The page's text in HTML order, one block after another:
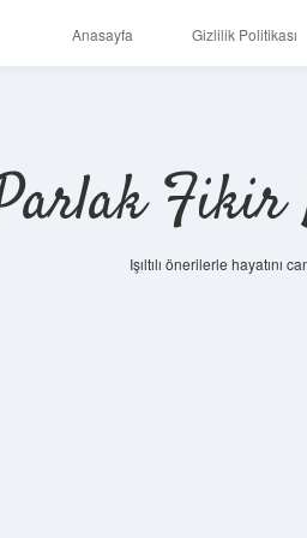
Anasayfa Gizlilik Politikası
Fikir
Işıltılı önerilerle hayatını